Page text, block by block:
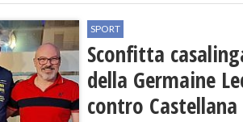
SPORT
Sconfitta
della Germaine
contro